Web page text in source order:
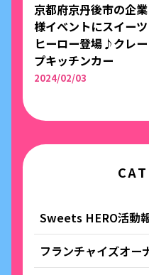
京都府京丹後市の企業
様イベントにスイーツ
ヒーロー登場♪クレー
プキッチンカー
2024/02/03
Sweets HERO活動
フランチャイズオー